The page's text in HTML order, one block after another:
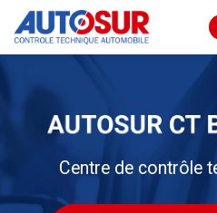
contenu
Centre de contrôle